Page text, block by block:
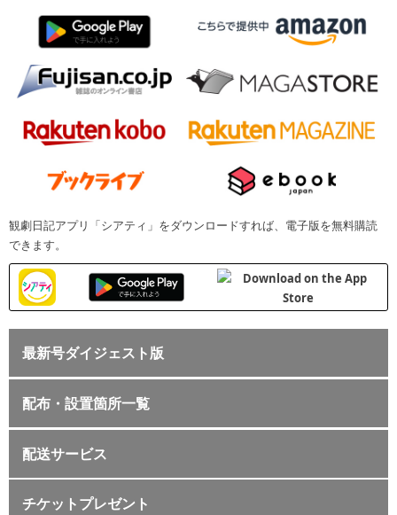
観劇日記アプリ「シアティ」をダウンロードすれば、電子版を無料購読
できます。
最新号ダイジェスト版
配布・設置箇所一覧
配送サービス
チケットプレゼント